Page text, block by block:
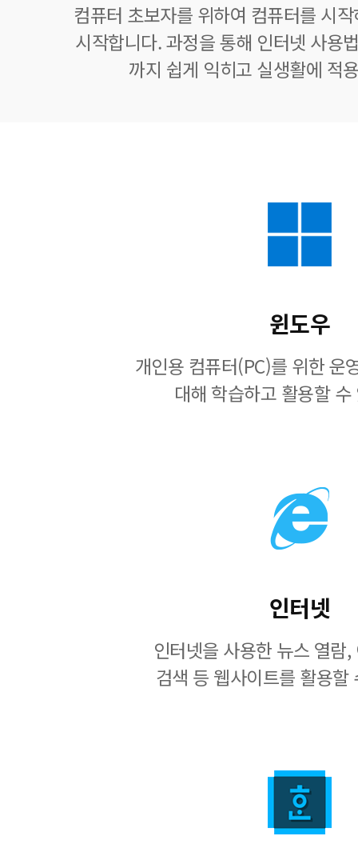
컴퓨터 초보자를 위하여 컴퓨터를 시
시작합니다. 과정을 통해 인터넷 사용
까지 쉽게 익히고 실생활에 적
윈도우
개인용 컴퓨터(PC)를 위한 운
대해 학습하고 활용할 수
인터넷
인터넷을 사용한 뉴스 열람
검색 등 웹사이트를 활용할